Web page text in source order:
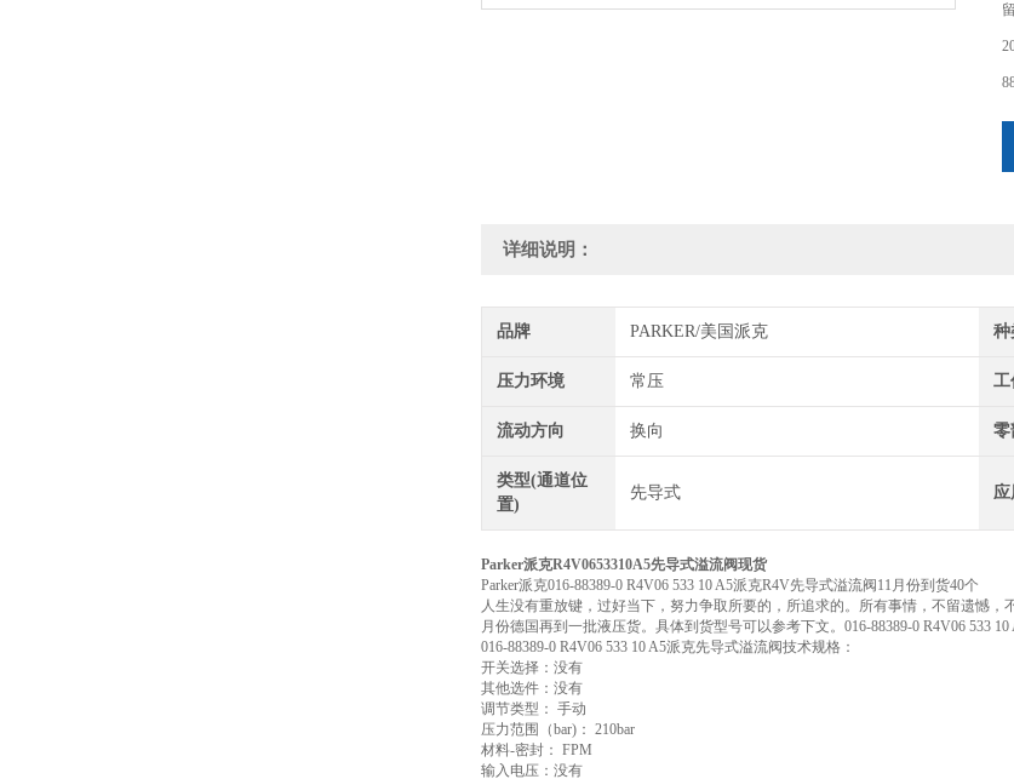
详细说明：
品牌 PARKER/美国派克 种
压力环境 常压 工
流动方向 换向 零
类型(通道位
置)
先导式 应
Parker派克R4V0653310A5先导式溢流阀现货
Parker派克016-88389-0 R4V06 533 10 A5派克R4V先导式溢流阀11月份到货40个
人生没有重放键，过好当下，努力争取所要的，所追求的。所有事情，不留遗憾
月份德国再到一批液压货。具体到货型号可以参考下文。016-88389-0 R4V06 533
016-88389-0 R4V06 533 10 A5派克先导式溢流阀技术规格：
开关选择：没有
其他选件：没有
调节类型： 手动
压力范围（bar)： 210bar
材料-密封： FPM
输入电压：没有